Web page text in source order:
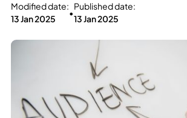
Modified date:
13 Jan 2025
•
Published date:
13 Jan 2025